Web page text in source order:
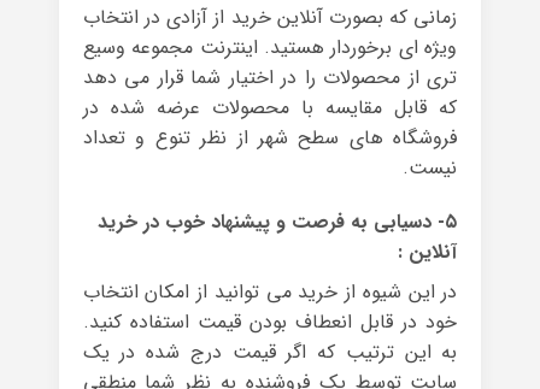
زمانی که بصورت آنلاین خرید از آزادی در انتخاب
ویژه ای برخوردار هستید. اینترنت مجموعه وسیع
تری از محصولات را در اختیار شما قرار می دهد
که قابل مقایسه با محصولات عرضه شده در
فروشگاه های سطح شهر از نظر تنوع و تعداد
نیست.
۵- دسیابی به فرصت و پیشنهاد خوب در خرید
آنلاین :
در این شیوه از خرید می توانید از امکان انتخاب
خود در قابل انعطاف بودن قیمت استفاده کنید.
به این ترتیب که اگر قیمت درج شده در یک
سایت توسط یک فروشنده به نظر شما منطقی